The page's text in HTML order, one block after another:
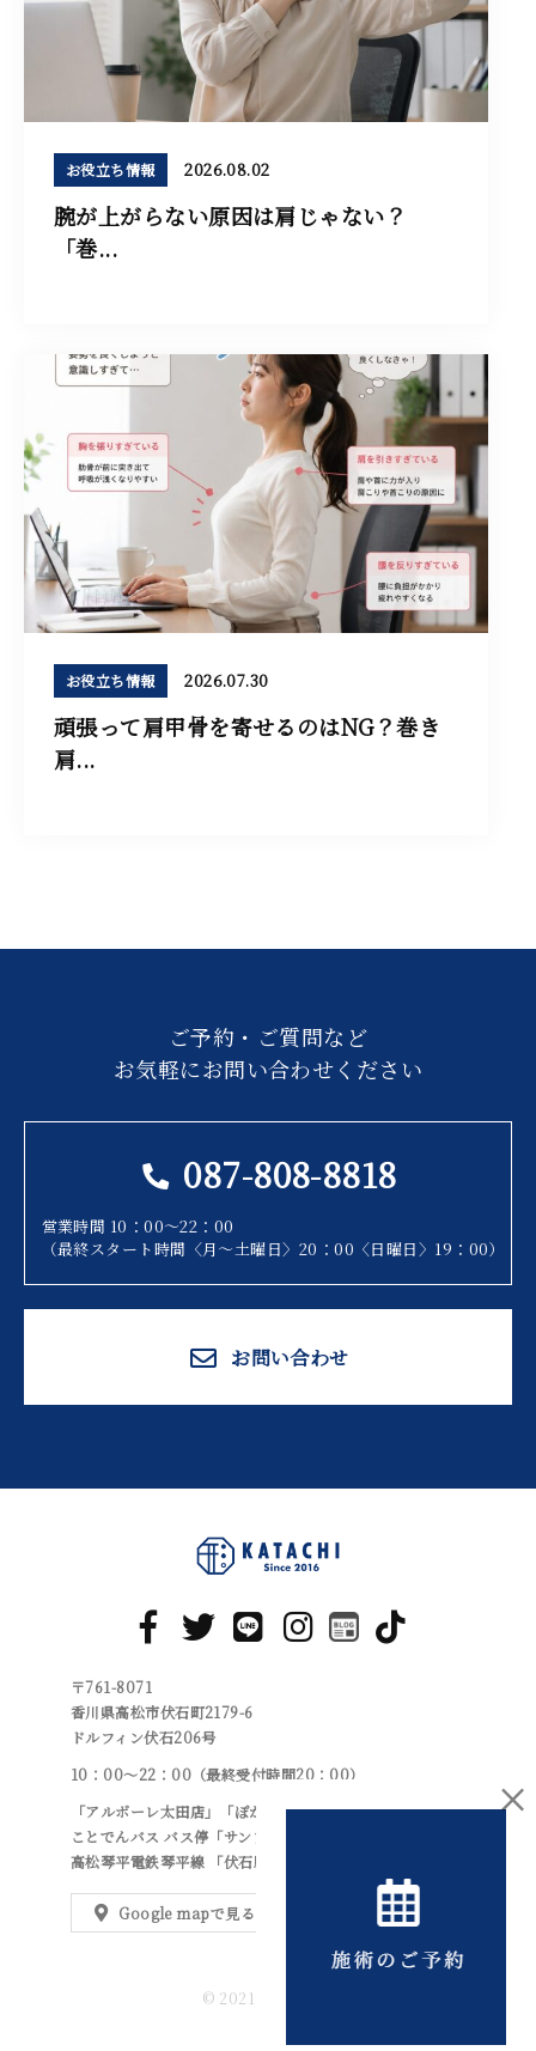
お役立ち情報 2026.08.02
腕が上がらない原因は肩じゃない？
「巻...
お役立ち情報 2026.07.30
頑張って肩甲骨を寄せるのはNG？巻き
肩...
ご予約・ご質問など
お気軽にお問い合わせください
087-808-8818
営業時間 10：00～22：00
（最終スタート時間〈月～土曜日〉20：00〈日曜日〉19：00）
お問い合わせ
〒761-8071
香川県高松市伏石町2179-6
ドルフィン伏石206号
10：00～22：00（最終受付時間20：00）
「アルボーレ太田店」「ぽかぽかの湯」より車で1分
ことでんバス バス停「サンフラワー東」より徒歩5分
高松琴平電鉄琴平線 「伏石駅」より徒歩10分
Google mapで見る
© 2021 整体院 形
×